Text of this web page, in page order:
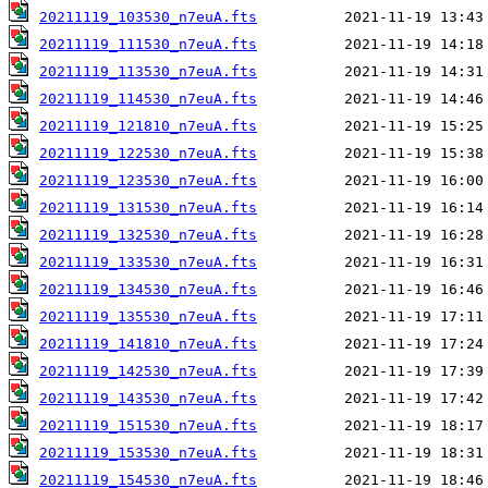
20211119_103530_n7euA.fts
20211119_111530_n7euA.fts
20211119_113530_n7euA.fts
20211119_114530_n7euA.fts
20211119_121810_n7euA.fts
20211119_122530_n7euA.fts
20211119_123530_n7euA.fts
20211119_131530_n7euA.fts
20211119_132530_n7euA.fts
20211119_133530_n7euA.fts
20211119_134530_n7euA.fts
20211119_135530_n7euA.fts
20211119_141810_n7euA.fts
20211119_142530_n7euA.fts
20211119_143530_n7euA.fts
20211119_151530_n7euA.fts
20211119_153530_n7euA.fts
20211119_154530_n7euA.fts